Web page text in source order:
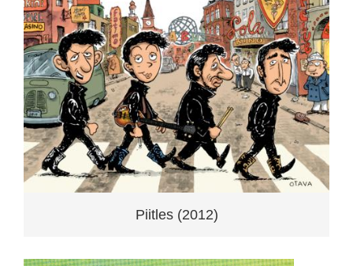
Piitles (2012)